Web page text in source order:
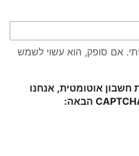
אם סופק, הוא עשוי לשמש
חשבון אוטומטית, אנחנו